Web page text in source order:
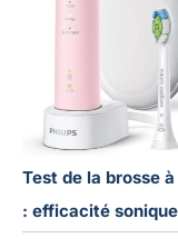
Test de la brosse
: efficacité